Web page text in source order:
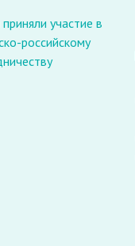
участие в
российскому